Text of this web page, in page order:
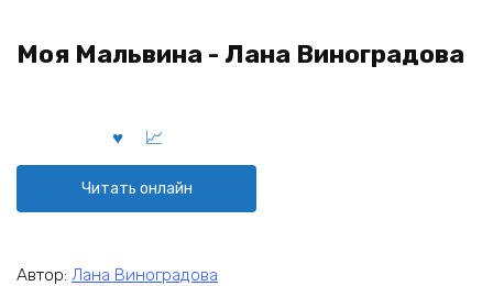
Моя Мальвина - Лана Виноградова
Читать онлайн
Автор: Лана Виноградова